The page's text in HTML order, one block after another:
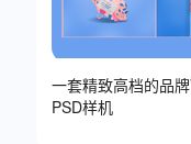
一套精致高档的品
PSD样机